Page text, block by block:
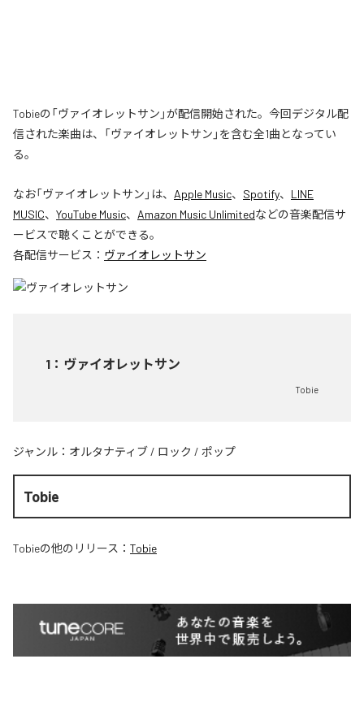
Tobieの「ヴァイオレットサン」が配信開始された。今回デジタル配
信された楽曲は、「ヴァイオレットサン」を含む全1曲となってい
る。
なお「ヴァイオレットサン 」は、 Apple Music、 Spotify、 LINE
MUSIC、 YouTube Music、 Amazon Music Unlimitedなどの音楽配信サ
ービスで聴くことができる。
各配信サービス： ヴァイオレットサン
1 ： ヴァイオレットサン
Tobie
ジャンル： オルタナティブ / ロック / ポップ
Tobie
Tobieの他のリリース： Tobie